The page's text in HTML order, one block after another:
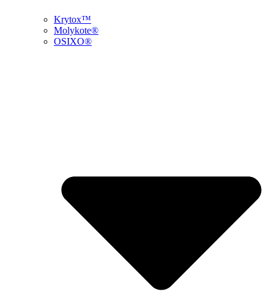
Krytox™
Molykote®
OSIXO®